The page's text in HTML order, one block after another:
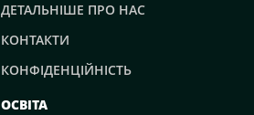
ДЕТАЛЬНІШЕ ПРО НАС
КОНТАКТИ
КОНФІДЕНЦІЙНІСТЬ
ОСВІТА